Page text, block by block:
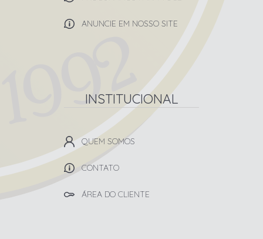
ANUNCIE EM NOSSO SITE
INSTITUCIONAL
QUEM SOMOS
CONTATO
ÁREA DO CLIENTE